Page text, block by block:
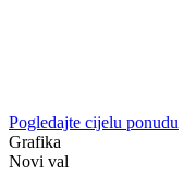
Pogledajte cijelu ponudu
Grafika
Novi val